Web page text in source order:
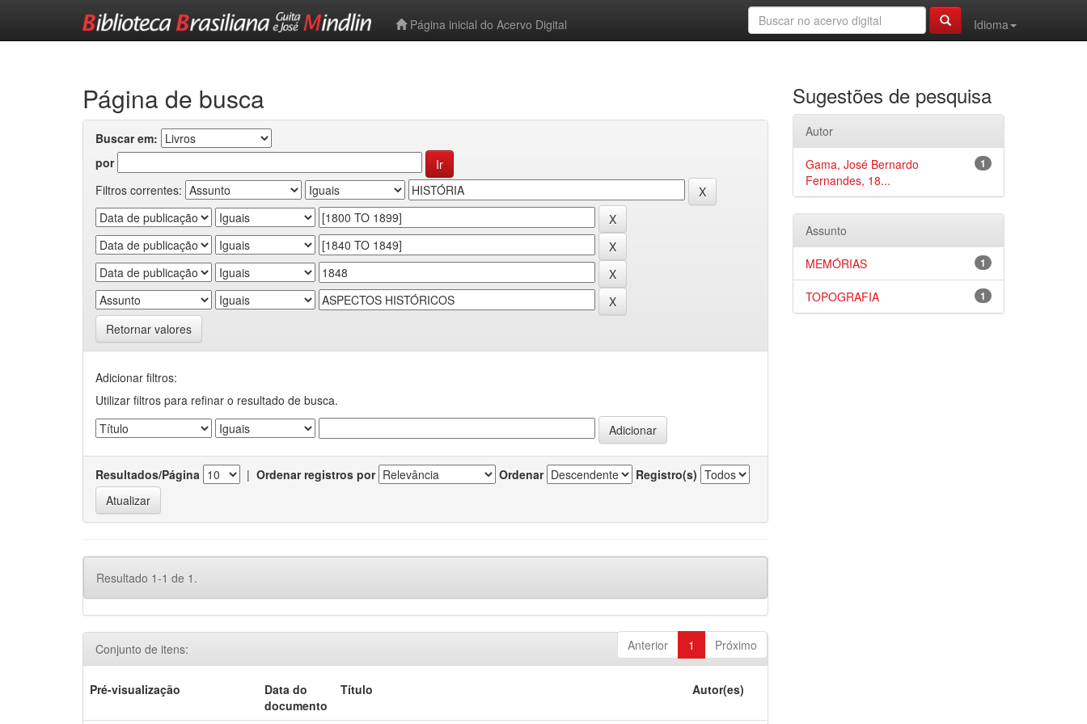
Página inicial do Acervo Digital
Idioma
Página de busca
Buscar em:
por
Filtros correntes:
Retornar valores
Adicionar filtros:
Utilizar filtros para refinar o resultado de busca.
Resultados/Página | Ordenar registros por Ordenar Registro(s)
Resultado 1-1 de 1.
Anterior 1 Próximo
Conjunto de itens:
Pré-visualização
Data do
documento
Título Autor(es)
Sugestões de pesquisa
Autor
1
Gama, José Bernardo
Fernandes, 18...
Assunto
1
MEMÓRIAS
1
TOPOGRAFIA